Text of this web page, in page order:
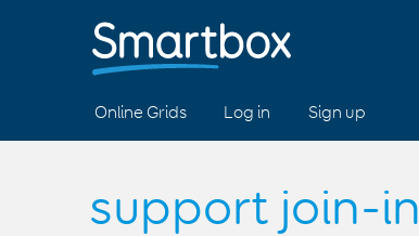
Online Grids Log in Sign up
support join-in